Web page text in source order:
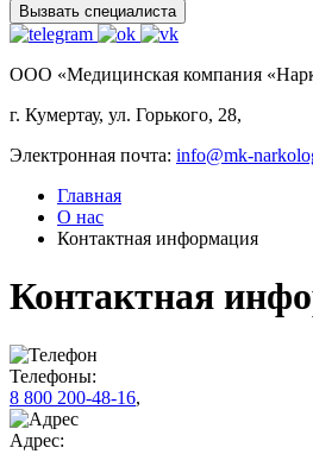
Вызвать специалиста
ООО «Медицинская компания
г. Кумертау, ул. Горького, 28,
Электронная почта: info@mk-
Главная
О нас
Контактная информация
Контактная
Телефоны:
8 800 200-48-16,
Адрес: